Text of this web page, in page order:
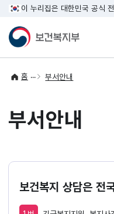
이 누리집은 대한민국 공식
홈 부서안내
부서안내
보건복지 상담은 전